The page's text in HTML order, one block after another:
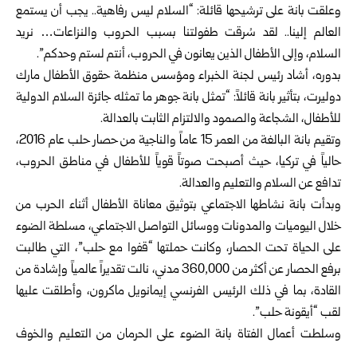
وعلقت بانة على ترشيحها قائلة: “السلام ليس رفاهية.. يجب أن يستمع
العالم إلينا.. لقد سُرقت طفولتنا بسبب الحروب والنزاعات… نريد
السلام، وإلى الأطفال الذين يعانون في الحروب، أنتم لستم وحدكم”.
بدوره، أشاد رئيس لجنة الخبراء ومؤسس منظمة حقوق الأطفال مارك
دوليرت، بتأثير بانة قائلاً: “تمثل بانة جوهر ما تمثله جائزة السلام الدولية
للأطفال، الشجاعة والصمود والالتزام الثابت بالعدالة.
وتقيم بانة البالغة من العمر 15 عاماً والناجية من حصار حلب عام 2016،
حالياً في تركيا، حيث أصبحت صوتاً قوياً للأطفال في مناطق الحروب،
تدافع عن السلام والتعليم والعدالة.
وبدأت بانة نشاطها الاجتماعي بتوثيق معاناة الأطفال أثناء الحرب من
خلال اليوميات والمدونات ووسائل التواصل الاجتماعي، مسلطة الضوء
على الحياة تحت الحصار، وكانت حملتها “قفوا مع حلب”، التي طالبت
برفع الحصار عن أكثر من 360,000 مدني، نالت تقديراً عالمياً وإشادة من
القادة، بما في ذلك الرئيس الفرنسي إيمانويل ماكرون، وأطلقت عليها
لقب “أيقونة حلب”.
وسلطت أعمال الفتاة بانة الضوء على الحرمان من التعليم والخوف